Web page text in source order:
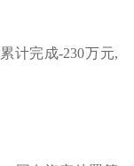
计完成-230万元,